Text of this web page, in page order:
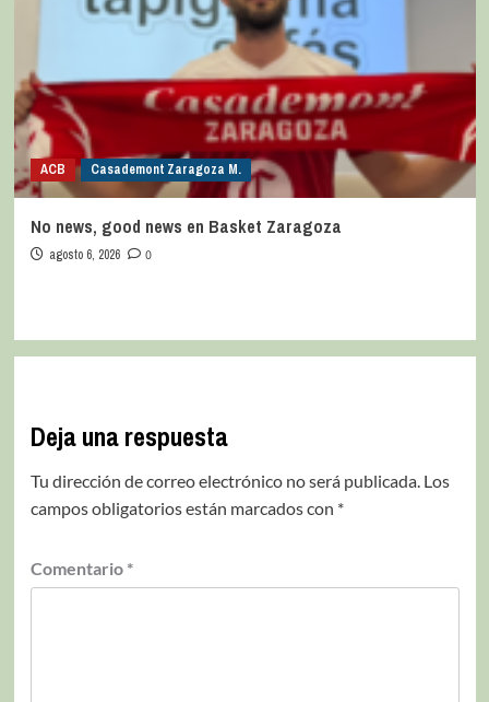
ACB Casademont Zaragoza M.
No news, good news en Basket Zaragoza
agosto 6, 2026 0
Deja una respuesta
Tu dirección de correo electrónico no será publicada. Los
campos obligatorios están marcados con *
Comentario *